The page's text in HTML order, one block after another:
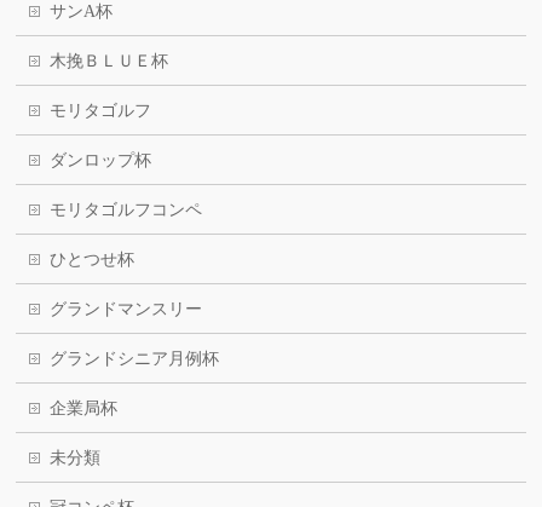
サンA杯
木挽ＢＬＵＥ杯
モリタゴルフ
ダンロップ杯
モリタゴルフコンペ
ひとつせ杯
グランドマンスリー
グランドシニア月例杯
企業局杯
未分類